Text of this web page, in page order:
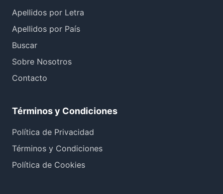
Apellidos por Letra
Apellidos por País
Buscar
Sobre Nosotros
Contacto
Términos y Condiciones
Política de Privacidad
Términos y Condiciones
Política de Cookies